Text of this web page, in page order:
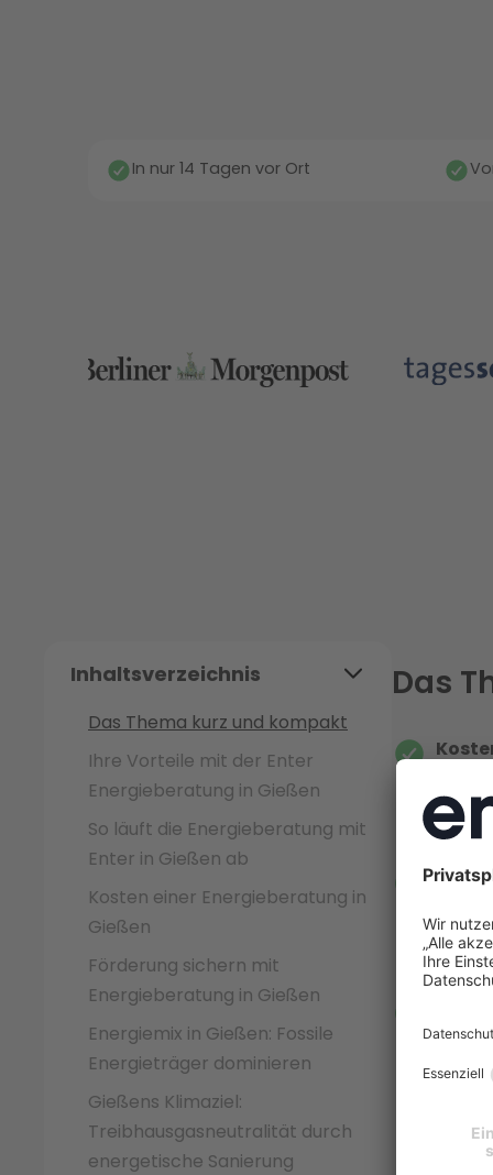
In nur 14 Tagen vor Ort
Inhaltsverzeichnis
Das Thema kurz und kompakt
Ihre Vorteile mit der Enter
Energieberatung in Gießen
So läuft die Energieberatung mit
Enter in Gießen ab
Kosten einer Energieberatung in
Gießen
Förderung sichern mit
Energieberatung in Gießen
Energiemix in Gießen: Fossile
Energieträger dominieren
Gießens Klimaziel:
Treibhausgasneutralität durch
energetische Sanierung
Das
den